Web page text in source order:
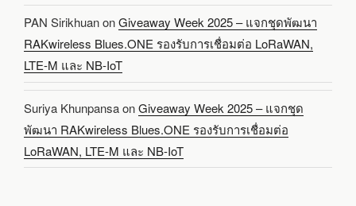
PAN SirikhuanonGiveaway Week 2025 – แจกชุดพัฒนา
RAKwireless Blues.ONE รองรับการเชื่อมต่อ LoRaWAN,
LTE-M และ NB-IoT
Suriya KhunpansaonGiveaway Week 2025 – แจกชุด
พัฒนา RAKwireless Blues.ONE รองรับการเชื่อมต่อ
LoRaWAN, LTE-M และ NB-IoT